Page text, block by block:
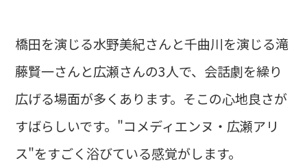
橋田を演じる水野美紀さんと千曲川を演じる滝
藤賢一さんと広瀬さんの3人で、会話劇を繰り
広げる場面が多くあります。そこの心地良さが
すばらしいです。"コメディエンヌ・広瀬アリ
ス"をすごく浴びている感覚がします。